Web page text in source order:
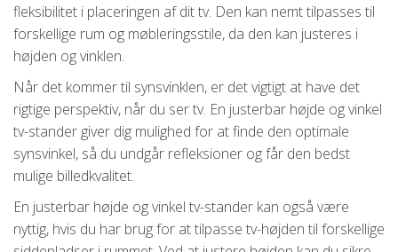
fleksibilitet i placeringen af dit tv. Den kan nemt tilpasses til
forskellige rum og møbleringsstile, da den kan justeres i
højden og vinklen.
Når det kommer til synsvinklen, er det vigtigt at have det
rigtige perspektiv, når du ser tv. En justerbar højde og vinkel
tv-stander giver dig mulighed for at finde den optimale
synsvinkel, så du undgår refleksioner og får den bedst
mulige billedkvalitet.
En justerbar højde og vinkel tv-stander kan også være
nyttig, hvis du har brug for at tilpasse tv-højden til forskellige